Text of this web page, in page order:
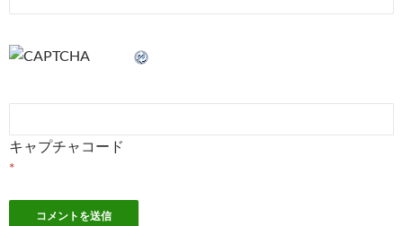
キャプチャコード
*